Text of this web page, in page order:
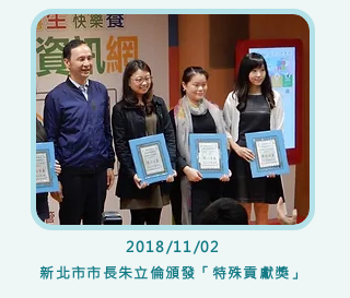
2018/11/02
​新北市市長朱立倫頒發「特殊貢獻獎」